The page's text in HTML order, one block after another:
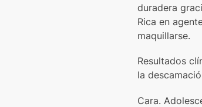
duradera
Rica en
maquillarse.
Resultados
la
Cara.